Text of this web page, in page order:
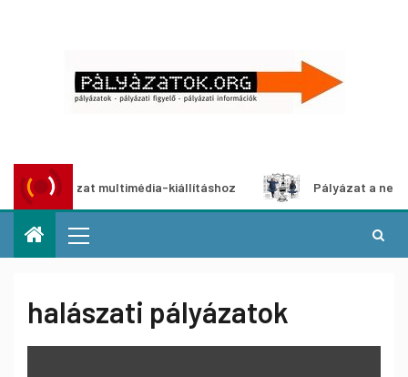
pályázat multimédia-kiállításhoz Pályázat a nemek
halászati pályázatok